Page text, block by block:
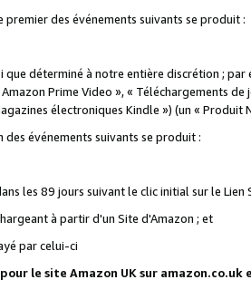
des événements suivants se produit :
déterminé à notre entière discrétion ; par
Prime Video », « Téléchargements de
électroniques Kindle ») (un « Produit
des événements suivants se produit :
les 89 jours suivant le clic initial sur le Lien
à partir d'un Site d'Amazon ; et
par celui-ci
le site Amazon UK sur amazon.co.uk